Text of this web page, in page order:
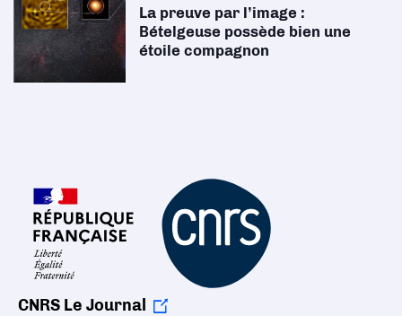
La preuve par l’image :
Bételgeuse possède bien une
étoile compagnon
CNRS Le Journal